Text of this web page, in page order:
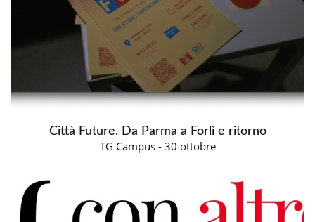
Città Future. Da Parma a Forlì e ritorno
TG Campus - 30 ottobre